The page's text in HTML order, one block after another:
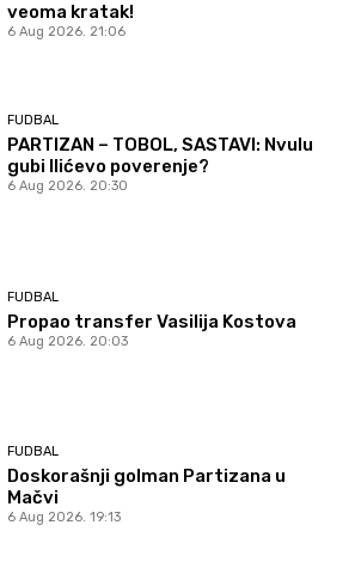
veoma kratak!
6 Aug 2026. 21:06
FUDBAL
PARTIZAN – TOBOL, SASTAVI: Nvulu
gubi Ilićevo poverenje?
6 Aug 2026. 20:30
FUDBAL
Propao transfer Vasilija Kostova
6 Aug 2026. 20:03
FUDBAL
Doskorašnji golman Partizana u
Mačvi
6 Aug 2026. 19:13